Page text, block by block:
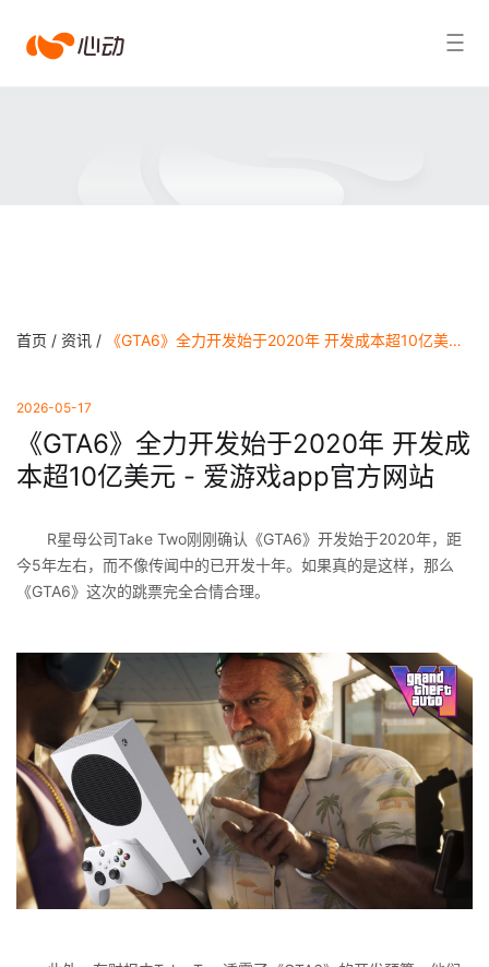
爱搜索结果
首页 / 资讯 / 《GTA6》全力开发始于2020年 开发成本超10亿美元 - 爱游戏app官方网站
2026-05-17
《GTA6》全力开发始于2020年 开发成
本超10亿美元 - 爱游戏app官方网站
R星母公司Take Two刚刚确认《GTA6》开发始于2020年，距
今5年左右，而不像传闻中的已开发十年。如果真的是这样，那么
《GTA6》这次的跳票完全合情合理。